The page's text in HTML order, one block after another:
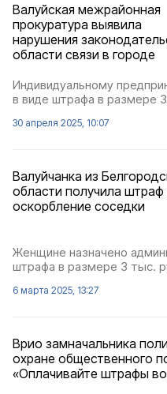
Валуйская межрайонная
прокуратура выявила
нарушения
области связи в городе
Индивидуальному
в виде штрафа в размере
30 апреля 2025, 10:07
Валуйчанка из
области получила штраф
оскорбление соседки
Женщине назначено
штрафа в размере 3 тыс.
6 марта 2025, 13:27
Врио замначальника
охране общественного
«Оплачивайте штрафы